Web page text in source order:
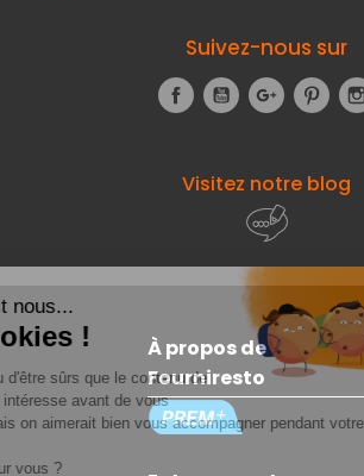
Suivez-nous sur
FacebookYouTubeGoogle+
Visitez notre blog
À propos de
Fourniresto